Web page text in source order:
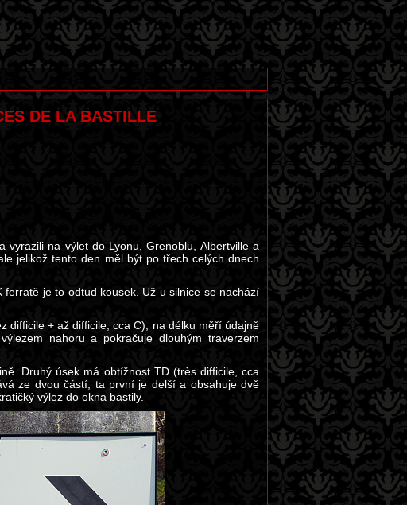
DE LA BASTILLE
na výlet do Lyonu, Grenoblu, Albertville a
jelikož tento den měl být po třech celých dnech
je to odtud kousek. Už u silnice se nachází
difficile + až difficile, cca C), na délku měří údajně
nahoru a pokračuje dlouhým traverzem
Druhý úsek má obtížnost TD (très difficile, cca
ze dvou částí, ta první je delší a obsahuje dvě
výlez do okna bastily.